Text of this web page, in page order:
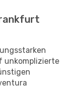
unkomplizierte